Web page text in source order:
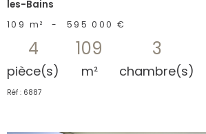
les-Bains
109 m² - 595 000 €
4
pièce(s)
109
m²
3
chambre(s)
Réf : 6887